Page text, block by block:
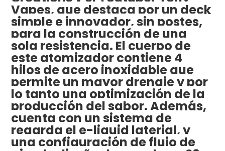
Vapes, que destaca por un deck
simple e innovador, sin postes,
para la construcción de una
sola resistencia. El cuerpo de
este atomizador contiene 4
hilos de acero inoxidable que
permite un mayor drenaje y por
lo tanto una optimización de la
producción del sabor. Además,
cuenta con un sistema de
regarda el e-liquid laterial, y
una configuración de flujo de